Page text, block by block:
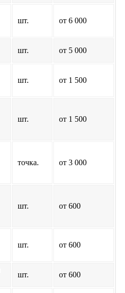
шт. от 6 000
шт. от 5 000
шт. от 1 500
шт. от 1 500
точка. от 3 000
шт. от 600
шт. от 600
шт. от 600